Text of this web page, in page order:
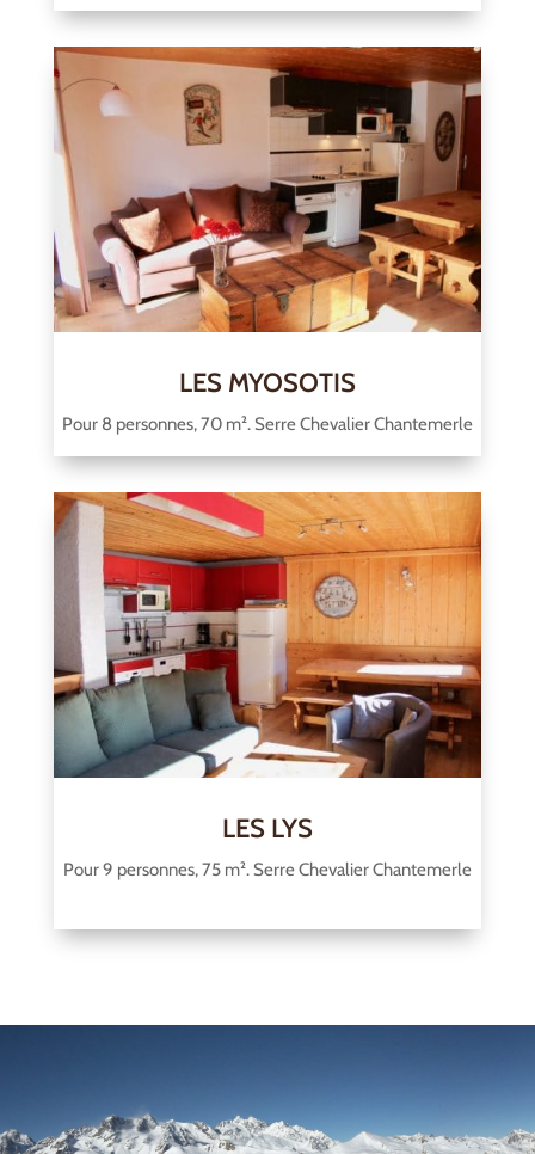
LES MYOSOTIS
Pour 8 personnes, 70 m². Serre Chevalier Chantemerle
LES LYS
Pour 9 personnes, 75 m². Serre Chevalier Chantemerle